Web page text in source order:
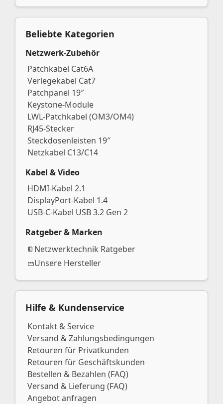
Beliebte Kategorien
Netzwerk-Zubehör
Patchkabel Cat6A
Verlegekabel Cat7
Patchpanel 19″
Keystone-Module
LWL-Patchkabel (OM3/OM4)
RJ45-Stecker
Steckdosenleisten 19″
Netzkabel C13/C14
Kabel & Video
HDMI-Kabel 2.1
DisplayPort-Kabel 1.4
USB-C-Kabel USB 3.2 Gen 2
Ratgeber & Marken
Netzwerktechnik Ratgeber
Unsere Hersteller
Hilfe & Kundenservice
Kontakt & Service
Versand & Zahlungsbedingungen
Retouren für Privatkunden
Retouren für Geschäftskunden
Bestellen & Bezahlen (FAQ)
Versand & Lieferung (FAQ)
Angebot anfragen